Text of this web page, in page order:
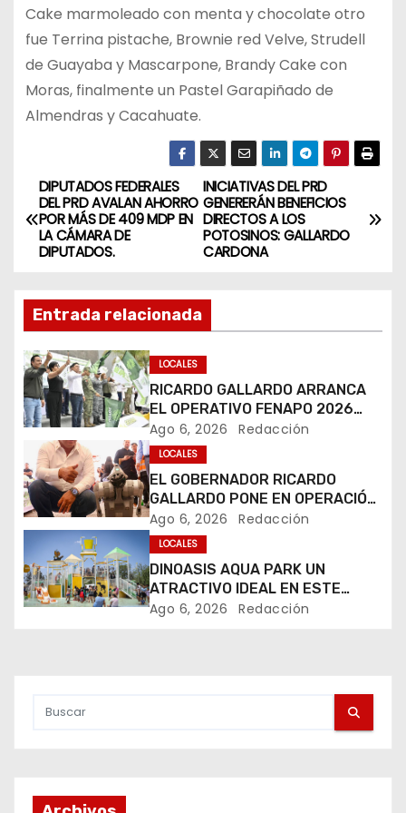
Cake marmoleado con menta y chocolate otro
fue Terrina pistache, Brownie red Velve, Strudell
de Guayaba y Mascarpone, Brandy Cake con
Moras, finalmente un Pastel Garapiñado de
Almendras y Cacahuate.
N
a
e
g
a
c
i
ó
n
d
e
INICIATIVAS DEL PRD
GENERERÁN BENEFICIOS
DIRECTOS A LOS
POTOSINOS: GALLARDO
CARDONA
DIPUTADOS FEDERALES
DEL PRD AVALAN AHORRO
POR MÁS DE 409 MDP EN
LA CÁMARA DE
DIPUTADOS.
Entrada relacionada
LOCALES
RICARDO GALLARDO ARRANCA
EL OPERATIVO FENAPO 2026
PARA GARANTIZAR LA
SEGURIDAD DE MÁS DE 9
MILLONES DE VISITANTES
Ago 6, 2026 Redacción
LOCALES
EL GOBERNADOR RICARDO
GALLARDO PONE EN OPERACIÓN
LOS PRIMEROS CUATRO PERROS
ROBOT
Ago 6, 2026 Redacción
LOCALES
DINOASIS AQUA PARK UN
ATRACTIVO IDEAL EN ESTE
VERANO
Ago 6, 2026 Redacción